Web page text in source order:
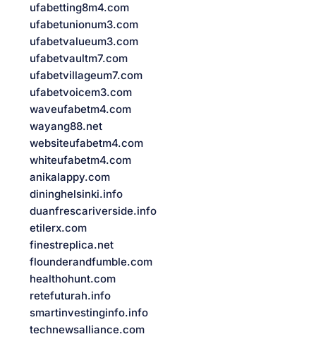
ufabetting8m4.com
ufabetunionum3.com
ufabetvalueum3.com
ufabetvaultm7.com
ufabetvillageum7.com
ufabetvoicem3.com
waveufabetm4.com
wayang88.net
websiteufabetm4.com
whiteufabetm4.com
anikalappy.com
dininghelsinki.info
duanfrescariverside.info
etilerx.com
finestreplica.net
flounderandfumble.com
healthohunt.com
retefuturah.info
smartinvestinginfo.info
technewsalliance.com